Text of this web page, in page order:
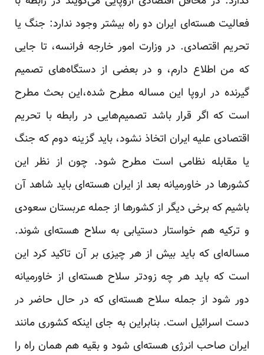
فعالیت هسته‌ای ایران دو راه بیشتر وجود ندارد: جنگ یا
تحریم اقتصادی. در وزارت امور خارجه فرانسه، تا جایی
که من اطلاع دارم، و در بعضی از دستگاه‌های تصمیم
گیرنده در اروپا این مساله مطرح شده،این بحث مطرح
است که اگر قرار باشد تصمیم‌هایی در رابطه با تحریم
اقتصادی علیه ایران اتخاذ نشود، باید گزینه دوم که جنگ
یا مقابله نظامی است مطرح شود. چون از نظر این
کشور‌ها در خاورمیانه بعد از ایران هسته‌ای باید شاهد آن
باشیم که برخی دیگر از کشور‌ها از جمله عربستان سعودی
و ترکیه هم خواستار دستیابی به سلاح هسته‌ای شوند.
مساله‌ای که باید بیش از هر چیزی بر آن تاکید کرد این
است که باید هر چه زود‌تر سلاح هسته‌ای از خاورمیانه
دور شود از جمله سلاح هسته‌ای که در حال حاضر در
دست اسرائیل است. بنابراین به جای اینکه کشوری مانند
ایران صاحب انرژی هسته‌ای شود و بقیه هم‌‌ همان راه را